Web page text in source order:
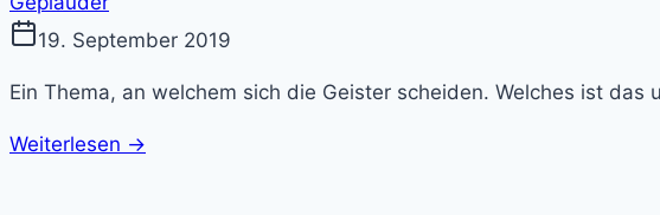
19. September 2019
Ein Thema, an welchem sich die Geister scheiden. Welches ist
Weiterlesen →